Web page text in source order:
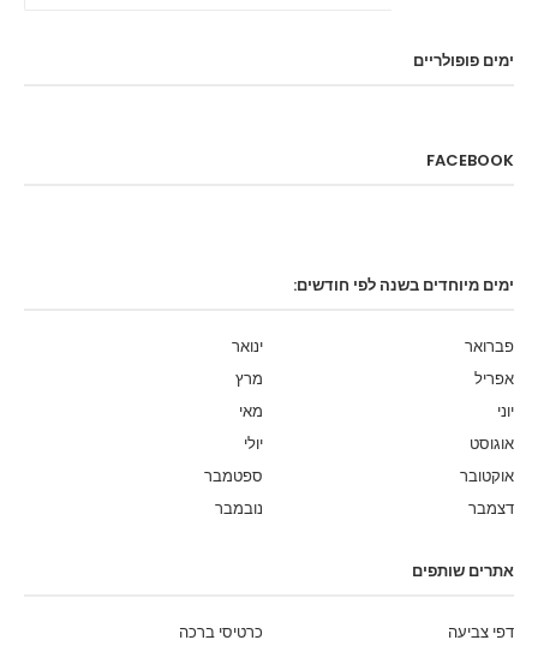
ימים פופולריים
FACEBOOK
ימים מיוחדים בשנה לפי חודשים:
ינואר
פברואר
מרץ
אפריל
מאי
יוני
יולי
אוגוסט
ספטמבר
אוקטובר
נובמבר
דצמבר
אתרים שותפים
כרטיסי ברכה דפי צביעה